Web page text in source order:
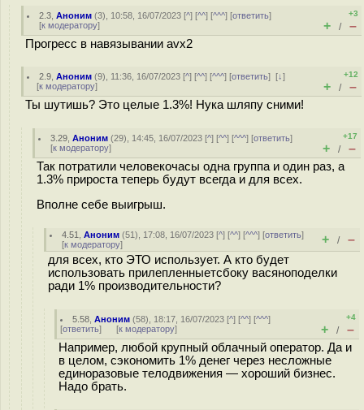
2.3 ,Аноним (3), 10:58, 16/07/2023 [^] [^^] [^^^] [ответить]
[к модератору]
+3
+ / –
Прогресс в навязывании avx2
2.9 ,Аноним (9), 11:36, 16/07/2023 [^] [^^] [^^^] [ответить][↓]
[к модератору]
+12
+ / –
Ты шутишь? Это целые 1.3%! Нука шляпу сними!
3.29 ,Аноним (29), 14:45, 16/07/2023 [^] [^^] [^^^] [ответить]
[к модератору]
+17
+ / –
Так потратили человекочасы одна группа и один раз, а
1.3% прироста теперь будут всегда и для всех.
Вполне себе выигрыш.
4.51 ,Аноним (51), 17:08, 16/07/2023 [^] [^^] [^^^] [ответить]
[к модератору] + / –
для всех, кто ЭТО использует. А кто будет
использовать прилепленныетсбоку васяноподелки
ради 1% производительности?
5.58 ,Аноним (58), 18:17, 16/07/2023 [^] [^^] [^^^]
[ответить] [к модератору]
+4
+ / –
Например, любой крупный облачный оператор. Да и
в целом, сэкономить 1% денег через несложные
единоразовые телодвижения — хороший бизнес.
Надо брать.